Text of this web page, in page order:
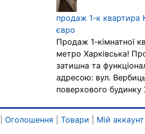
продаж 1-к квартира
євро
Продаж 1-кімнатної
метро Харківська!
затишна та
адресою: вул.
поверхового будинку
Оголошення Товари Мій аккаунт